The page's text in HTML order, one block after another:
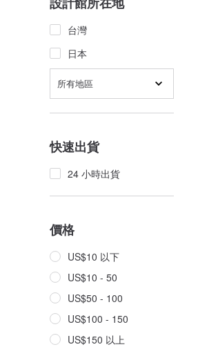
台灣
日本
所有地區
快速出貨
24 小時出貨
價格
US$10 以下
US$10 - 50
US$50 - 100
US$100 - 150
US$150 以上